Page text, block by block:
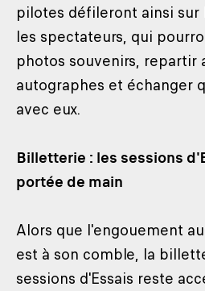
pilotes défileront ainsi sur
les spectateurs, qui
photos souvenirs, repartir
autographes et échanger
avec eux.
Billetterie : les sessions
portée de main
Alors que l'engouement
est à son comble, la
sessions d'Essais reste